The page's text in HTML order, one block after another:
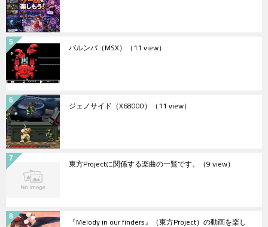
バルンバ（MSX） （11 view）
ジェノサイド（X68000） （11 view）
東方Projectに関係する楽曲の一覧です。 （9 view）
『Melody in our finders』（東方Project）の動画を楽し